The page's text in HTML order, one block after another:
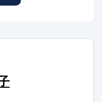
用する場合が
全部、また
ただいたり
載、または